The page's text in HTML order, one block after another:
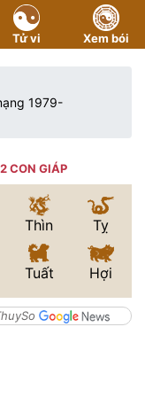
Tử vi Xem bói
1979-
CON GIÁP
Thìn Tỵ
Tuất Hợi